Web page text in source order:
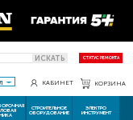
ИСКАТЬ СТАТУС РЕМОНТА
КАБИНЕТ КОРЗИНА
СТРОИТЕЛЬНОЕ
ОБОРУДОВАНИЕ
ЭЛЕКТРО
ИНСТРУМЕНТ